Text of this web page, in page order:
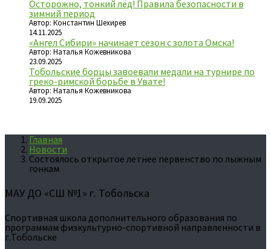
Осторожно, тонкий лёд! Правила безопасности в
зимний период
Автор: Константин Шехирев
14.11.2025
«Ангел Сибири» начинает сезон с золота Омска!
Автор: Наталья Кожевникова
23.09.2025
Тобольские борцы завоевали медали на турнире по
греко-римской борьбе в Увате!
Автор: Наталья Кожевникова
19.09.2025
Главная
Новости
Состоялось открытое летнее первенство по лыжным
гонкам
МАУ ДО «СШ №1» г. Тобольска
Спортивная школа дополнительного образования по
программам физкультурно-спортивной направленности в
г.Тобольске